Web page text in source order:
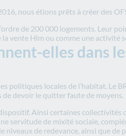
nous étions prêts à créer des
de 200 000 logements. Leur
vente Hlm ou comme une activité
elles dans
politiques locales de l’habitat. Le
de devoir le quitter faute de moyens.
Ainsi certaines collectivités
servitude de mixité sociale,
de redevance, ainsi que de